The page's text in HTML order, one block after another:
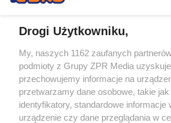
Drogi Użytkowniku,
My, naszych 1162 zaufanych
podmioty z Grupy ZPR Media
przechowujemy informacje na
przetwarzamy dane osobowe, takie
identyfikatory, standardowe informacje
urządzenie czy dane przeglądania w